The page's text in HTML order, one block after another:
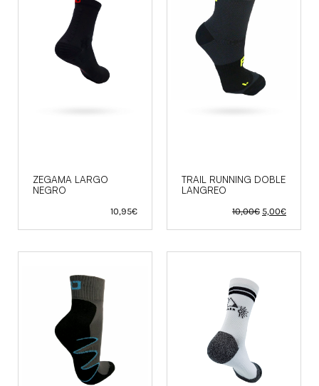
ZEGAMA LARGO
NEGRO
10,95€
TRAIL RUNNING DOBLE
LANGREO
10,00€ precio
era:
5,00€precio
es: